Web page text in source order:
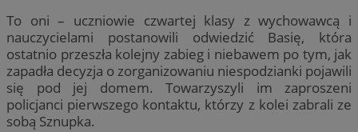
To oni – uczniowie czwartej klasy z wychowawcą i
nauczycielami postanowili odwiedzić Basię, która
ostatnio przeszła kolejny zabieg i niebawem po tym, jak
zapadła decyzja o zorganizowaniu niespodzianki pojawili
się pod jej domem. Towarzyszyli im zaproszeni
policjanci pierwszego kontaktu, którzy z kolei zabrali ze
sobą Sznupka.